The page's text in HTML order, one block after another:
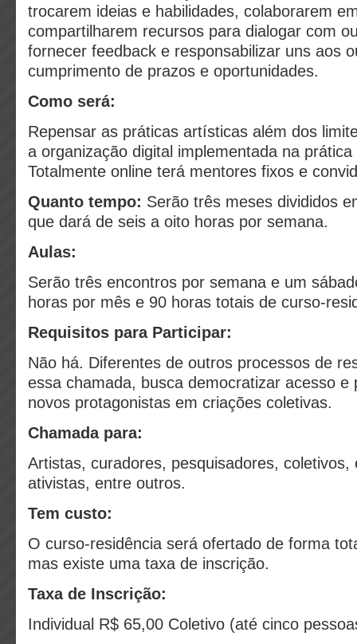
trocarem ideias e habilidades, colaborarem
compartilharem recursos para dialogar com
fornecer feedback e responsabilizar uns aos
cumprimento de prazos e oportunidades.
Como será:
Repensar as práticas artísticas além dos
a organização digital implementada na
Totalmente online terá mentores fixos e
Quanto tempo: Serão três meses divididos
que dará de seis a oito horas por semana.
Aulas:
Serão três encontros por semana e um
horas por mês e 90 horas totais de curso-
Requisitos para Participar:
Não há. Diferentes de outros processos de
essa chamada, busca democratizar acesso e
novos protagonistas em criações coletivas.
Chamada para:
Artistas, curadores, pesquisadores, coletivos,
ativistas, entre outros.
Tem custo:
O curso-residência será ofertado de forma
mas existe uma taxa de inscrição.
Taxa de Inscrição:
Individual R$ 65,00 Coletivo (até cinco